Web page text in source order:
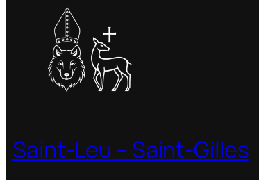
Saint-Leu – Saint-Gilles